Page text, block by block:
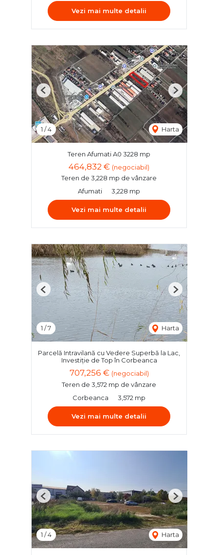
Vezi mai multe detalii
1 /4 Harta
Previous Next
Teren Afumati A0 3228 mp
464,832 € (negociabil)
Teren de 3,228 mp de vânzare
Afumati
3,228 mp
Vezi mai multe detalii
1 /7 Harta
Previous Next
Parcelă Intravilană cu Vedere Superbă la Lac,
Investiție de Top în Corbeanca
707,256 € (negociabil)
Teren de 3,572 mp de vânzare
Corbeanca
3,572 mp
Vezi mai multe detalii
1 /4 Harta
Previous Next